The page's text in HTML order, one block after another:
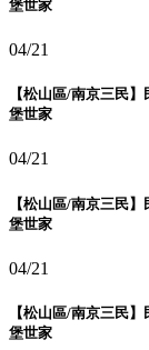
堡世家
04/21
【松山區/南京三民
堡世家
04/21
【松山區/南京三民
堡世家
04/21
【松山區/南京三民
堡世家